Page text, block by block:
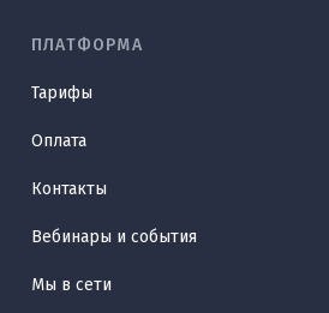
ПЛАТФОРМА
Тарифы
Оплата
Контакты
Вебинары и события
Мы в сети